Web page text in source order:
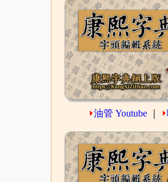
⏵油管 Youtube ⏵